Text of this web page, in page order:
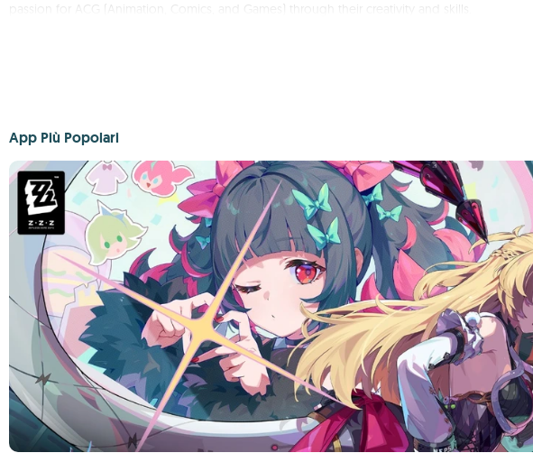
passion for ACG (Animation, Comics, and Games) through their creativity and skills.
App Più Popolari